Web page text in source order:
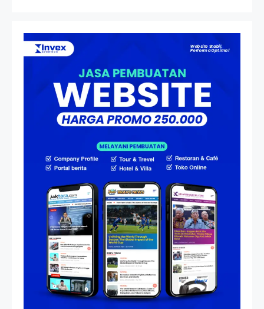
Dulu Mengejar Deadline di
Atas Speedboat-nya, Kini Ia
Menjadi Nakhoda PPU
Artikel
HP Dopod U1000, Laptop Mini
yang Mendahului Zaman
Sebelum Era iPhone dan
Smartphone
Resonansi
Seri 1: Republik Karang
Kedempel, Lahirnya Politik
Non-Blok ke Go-Blok!
Artikel
Menelusuri Akar Sejarah Ulang
Tahun PPU, Pertentangan
Bulan Peringatan vs
Pengesahan UU 7/2002